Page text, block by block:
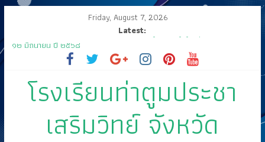
Friday, August 7, 2026
Latest:
🤍💚 ขอเรียนเชิญนักเรียนเข้าร่วมพิธีวันไหว้ครู “ไหว้ครู บูชาคุณ” ประจำวันที่
๑๒ มิถุนายน ปี ๒๕๖๘
กิจกรรมประชุมผู้ปกครองนักเรียน ภาคเรียนที่ 1/2568
ส่งเสด็จสู่ฟากฟ้าสุราลัย
ขอเชิญร่วมงานแสดงมุทิตาจิต คุณครูสมพงษ์ โสมสุข
กิจกรรมการประกวดแข่งขัน เนื่องในกิจกรรม “วันสุนทรภู่ สู่วันภาษาไทย”
ประจำปีการศึกษา ๒๕๖๘
โรงเรียนท่าตูมประชา
เสริมวิทย์ จังหวัด